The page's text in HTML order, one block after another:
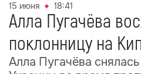
15 июня 18:41
Алла Пугачёва
поклонницу на
Алла Пугачёва